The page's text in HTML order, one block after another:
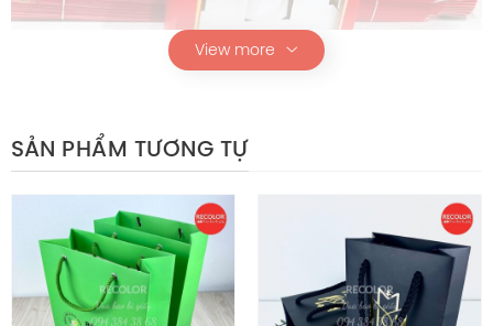
Túi giấy HS164
Chính sách hậu mãi
Tự hào là nhà máy chuyên sản xuất thiết kế in ấn bao bì
giấy 2000m2 với nhiều năm kinh nghiệm, trang thiết bị
View more
SẢN PHẨM TƯƠNG TỰ